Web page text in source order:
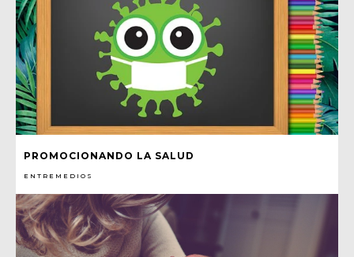
PROMOCIONANDO LA SALUD
ENTREMEDIOS